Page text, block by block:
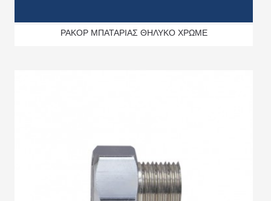
ΡΑΚΟΡ ΜΠΑΤΑΡΙΑΣ ΘΗΛΥΚΟ ΧΡΩΜΕ